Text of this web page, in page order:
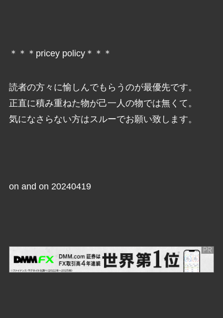
＊＊＊pricey policy＊＊＊
読者の方々に愉しんでもらうのが最優先です。
正直に積み重ねた物が己一人の物では無くて。
気になさらない方はスルーでお願い致します。
on and on 20240419